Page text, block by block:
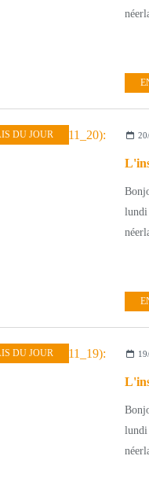
DU JOUR
lundi
DU JOUR
lundi